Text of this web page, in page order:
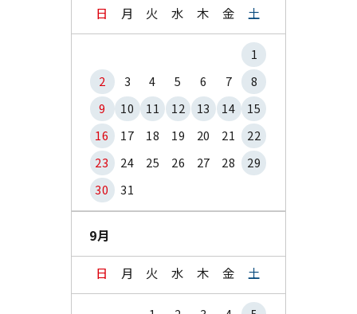
日 月 火 水 木 金 土
1
2
3 4 5 6 7
8
9
10 11 12 13 14
15
16
17 18 19 20 21
22
23
24 25 26 27 28
29
30
31
9月
日 月 火 水 木 金 土